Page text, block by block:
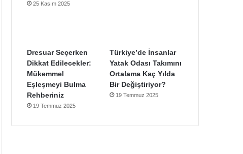
25 Kasım 2025
Dresuar Seçerken
Dikkat Edilecekler:
Mükemmel
Eşleşmeyi Bulma
Rehberiniz
19 Temmuz 2025
Türkiye’de İnsanlar
Yatak Odası Takımını
Ortalama Kaç Yılda
Bir Değiştiriyor?
19 Temmuz 2025